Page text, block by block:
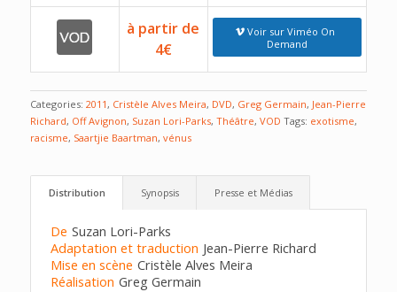
à partir de
4€
Voir sur Viméo On
Demand
Categories: 2011, Cristèle Alves Meira, DVD, Greg Germain, Jean-Pierre
Richard, Off Avignon, Suzan Lori-Parks, Théâtre, VOD Tags: exotisme,
racisme, Saartjie Baartman, vénus
Distribution Synopsis Presse et Médias
De Suzan Lori-Parks
Adaptation et traduction Jean-Pierre Richard
Mise en scène Cristèle Alves Meira
Réalisation Greg Germain